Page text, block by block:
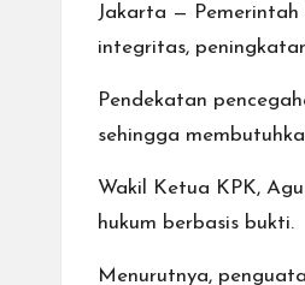
Jakarta — Pemerintah
integritas,
Pendekatan
sehingga
Wakil Ketua KPK,
hukum berbasis bukti.
Menurutnya,